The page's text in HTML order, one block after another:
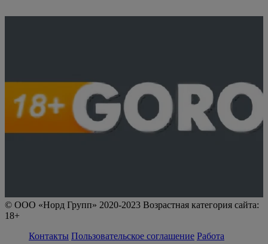
© ООО «Норд Групп» 2020-2023 Возрастная категория сайта:
18+
Контакты Пользовательское соглашение Работа